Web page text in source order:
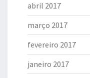
abril 2017
março 2017
fevereiro 2017
janeiro 2017